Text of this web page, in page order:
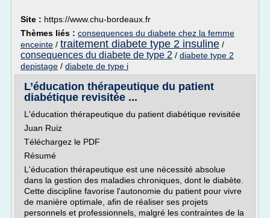
Site : https://www.chu-bordeaux.fr
Thèmes liés : consequences du diabete chez la femme
enceinte / traitement diabete type 2 insuline /
consequences du diabete de type 2 / diabete type 2
depistage / diabete de type i
L’éducation thérapeutique du patient
diabétique revisitée ...
L'éducation thérapeutique du patient diabétique revisitée
Juan Ruiz
Téléchargez le PDF
Résumé
L'éducation thérapeutique est une nécessité absolue
dans la gestion des maladies chroniques, dont le diabète.
Cette discipline favorise l'autonomie du patient pour vivre
de manière optimale, afin de réaliser ses projets
personnels et professionnels, malgré les contraintes de la